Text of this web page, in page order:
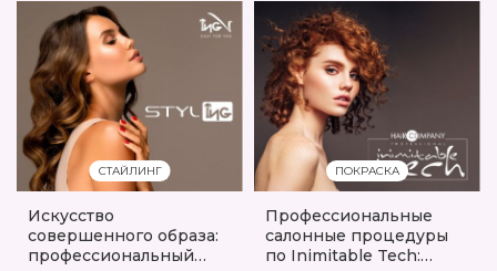
СТАЙЛИНГ
Искусство
совершенного образа:
профессиональный
ПОКРАСКА
Профессиональные
салонные процедуры
по Inimitable Tech: